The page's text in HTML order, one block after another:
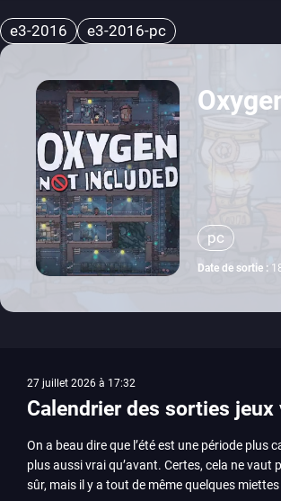
e3-2016 e3-2016-pc
pc
Date de sortie :
27 juillet 2026 à 17:32
Calendrier des sorties
On a beau dire que l’été est une période plus
plus aussi vrai qu’avant. Certes, cela ne vaut
sûr, mais il y a tout de même quelques